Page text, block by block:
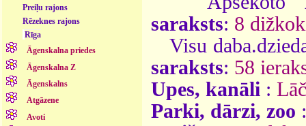
Preiļu rajons
Rēzeknes rajons
Rīga
Āgenskalna priedes
Āgenskalna Z
Āgenskalns
Atgāzene
Avoti
saraksts: 8
Visu
saraksts: 58
Upes, kanāli :
Parki, dārzi, zoo